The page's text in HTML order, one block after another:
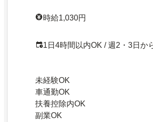
時給1,030円
1日4時間以内OK / 週2・3日か
未経験OK
車通勤OK
扶養控除内OK
副業OK